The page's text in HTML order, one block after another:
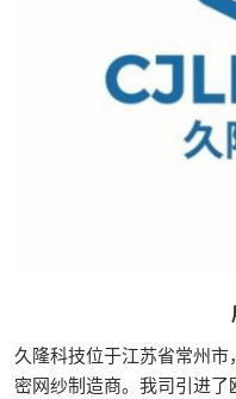
久隆科技位于江苏省常州
密网纱制造商。我司引进